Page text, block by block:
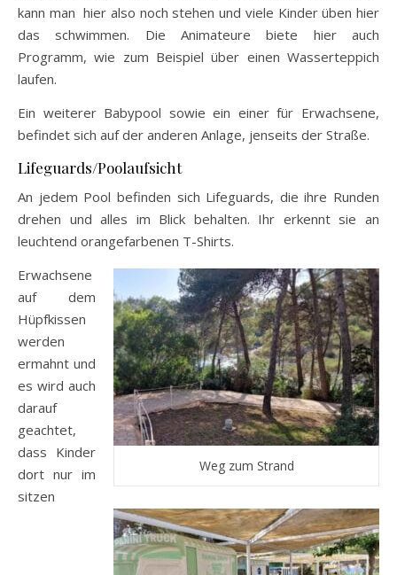
kann man hier also noch stehen und viele Kinder üben hier
das schwimmen. Die Animateure biete hier auch
Programm, wie zum Beispiel über einen Wasserteppich
laufen.
Ein weiterer Babypool sowie ein einer für Erwachsene,
befindet sich auf der anderen Anlage, jenseits der Straße.
Lifeguards/Poolaufsicht
An jedem Pool befinden sich Lifeguards, die ihre Runden
drehen und alles im Blick behalten. Ihr erkennt sie an
leuchtend orangefarbenen T-Shirts.
Weg zum Strand
Erwachsene
auf dem
Hüpfkissen
werden
ermahnt und
es wird auch
darauf
geachtet,
dass Kinder
dort nur im
sitzen